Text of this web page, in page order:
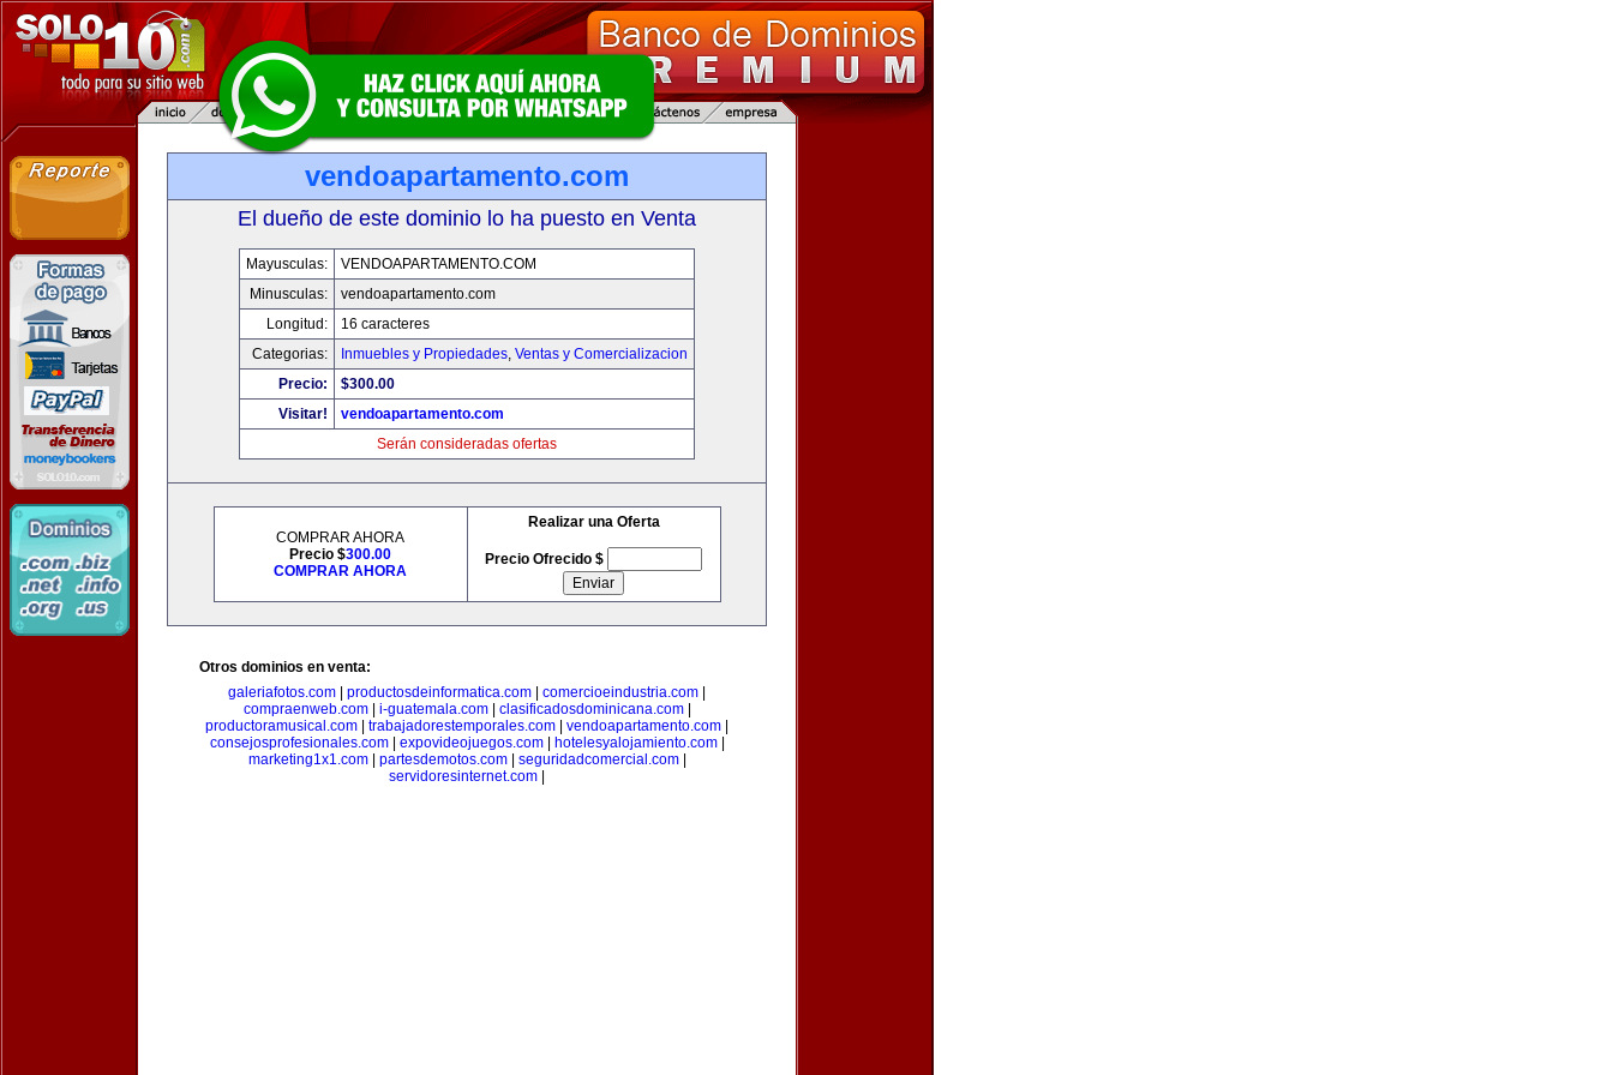
vendoapartamento.com
El dueño de este dominio lo ha puesto en Venta
Mayusculas:
VENDOAPARTAMENTO.COM
Minusculas:
vendoapartamento.com
Longitud:
16 caracteres
Categorias:
Inmuebles y Propiedades, Ventas y Comercializacion
Precio:
$300.00
Visitar!
vendoapartamento.com
Serán consideradas ofertas
COMPRAR AHORA
Precio $300.00
COMPRAR AHORA
Realizar una Oferta
Precio Ofrecido $
Otros dominios en venta:
galeriafotos.com
productosdeinformatica.com comercioeindustria.com
compraenweb.com| i-guatemala.com| clasificadosdominicana.com|
productoramusical.com
trabajadorestemporales.com vendoapartamento.com
consejosprofesionales.com| expovideojuegos.com| hotelesyalojamiento.com|
marketing1x1.com| partesdemotos.com| seguridadcomercial.com|
servidoresinternet.com